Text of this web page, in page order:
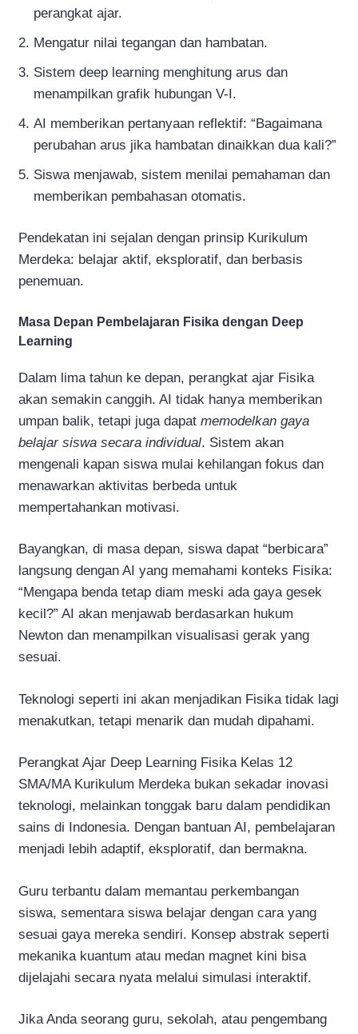
perangkat ajar.
Mengatur nilai tegangan dan hambatan.
Sistem deep learning menghitung arus dan
menampilkan grafik hubungan V-I.
AI memberikan pertanyaan reflektif: “Bagaimana
perubahan arus jika hambatan dinaikkan dua kali?”
Siswa menjawab, sistem menilai pemahaman dan
memberikan pembahasan otomatis.
Pendekatan ini sejalan dengan prinsip Kurikulum
Merdeka: belajar aktif, eksploratif, dan berbasis
penemuan.
Masa Depan Pembelajaran Fisika dengan Deep
Learning
Dalam lima tahun ke depan, perangkat ajar Fisika
akan semakin canggih. AI tidak hanya memberikan
umpan balik, tetapi juga dapat memodelkan gaya
belajar siswa secara individual. Sistem akan
mengenali kapan siswa mulai kehilangan fokus dan
menawarkan aktivitas berbeda untuk
mempertahankan motivasi.
Bayangkan, di masa depan, siswa dapat “berbicara”
langsung dengan AI yang memahami konteks Fisika:
“Mengapa benda tetap diam meski ada gaya gesek
kecil?” AI akan menjawab berdasarkan hukum
Newton dan menampilkan visualisasi gerak yang
sesuai.
Teknologi seperti ini akan menjadikan Fisika tidak lagi
menakutkan, tetapi menarik dan mudah dipahami.
Perangkat Ajar Deep Learning Fisika Kelas 12
SMA/MA Kurikulum Merdeka bukan sekadar inovasi
teknologi, melainkan tonggak baru dalam pendidikan
sains di Indonesia. Dengan bantuan AI, pembelajaran
menjadi lebih adaptif, eksploratif, dan bermakna.
Guru terbantu dalam memantau perkembangan
siswa, sementara siswa belajar dengan cara yang
sesuai gaya mereka sendiri. Konsep abstrak seperti
mekanika kuantum atau medan magnet kini bisa
dijelajahi secara nyata melalui simulasi interaktif.
Jika Anda seorang guru, sekolah, atau pengembang